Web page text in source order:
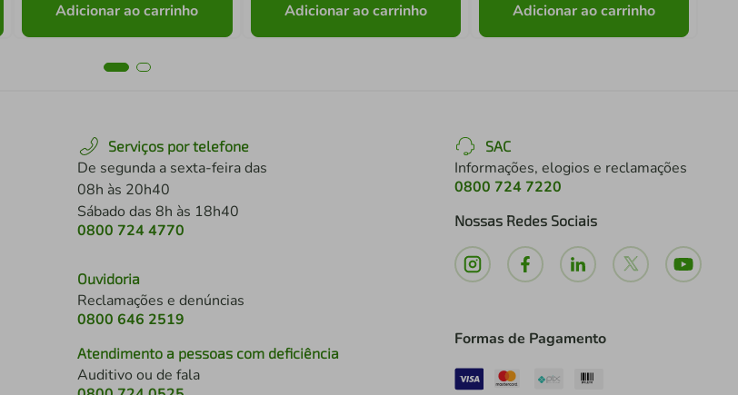
Adicionar ao carrinho Adicionar ao carrinho Adicionar ao carrinho
Serviços por telefone
De segunda a sexta-feira das
08h às 20h40
Sábado das 8h às 18h40
0800 724 4770
Ouvidoria
Reclamações e denúncias
0800 646 2519
Atendimento a pessoas com deficiência
Auditivo ou de fala
SAC
Informações, elogios e reclamações
0800 724 7220
Nossas Redes Sociais
Formas de Pagamento